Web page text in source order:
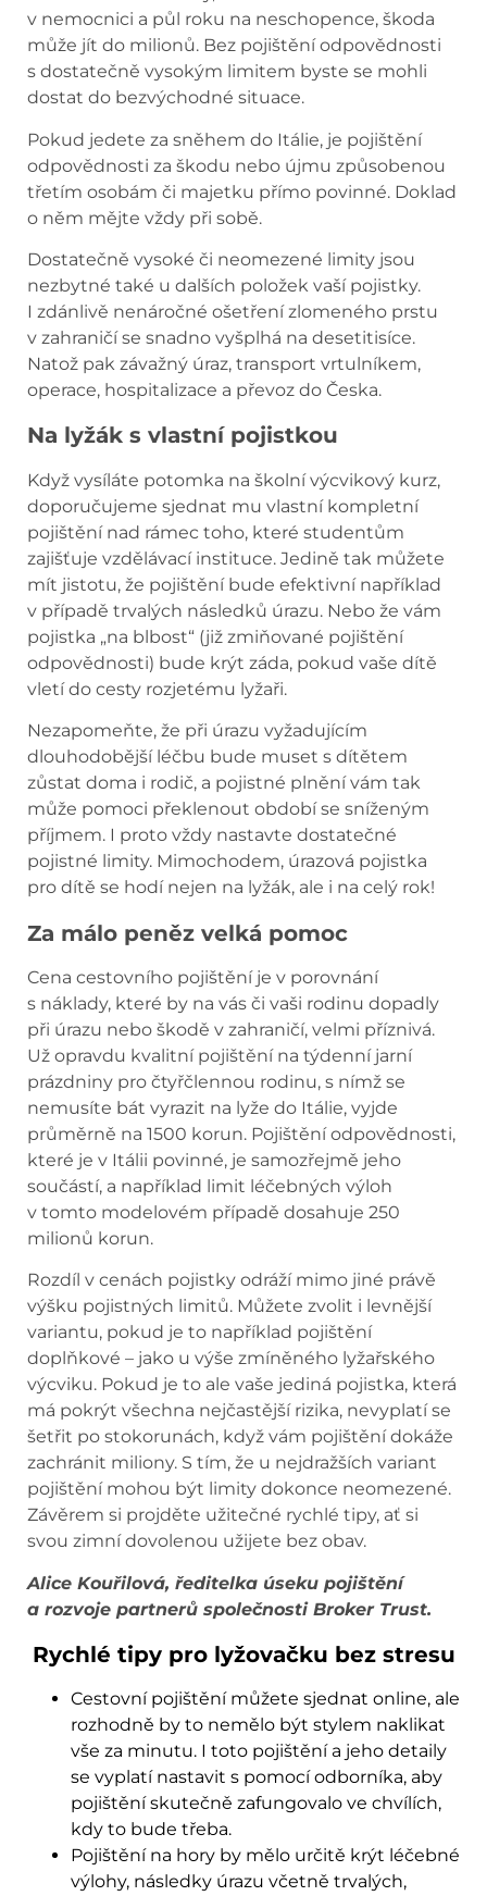
v nemocnici a půl roku na neschopence, škoda
může jít do milionů. Bez pojištění odpovědnosti
s dostatečně vysokým limitem byste se mohli
dostat do bezvýchodné situace.
Pokud jedete za sněhem do Itálie, je pojištění
odpovědnosti za škodu nebo újmu způsobenou
třetím osobám či majetku přímo povinné. Doklad
o něm mějte vždy při sobě.
Dostatečně vysoké či neomezené limity jsou
nezbytné také u dalších položek vaší pojistky.
I zdánlivě nenáročné ošetření zlomeného prstu
v zahraničí se snadno vyšplhá na desetitisíce.
Natož pak závažný úraz, transport vrtulníkem,
operace, hospitalizace a převoz do Česka.
Na lyžák s vlastní pojistkou
Když vysíláte potomka na školní výcvikový kurz,
doporučujeme sjednat mu vlastní kompletní
pojištění nad rámec toho, které studentům
zajišťuje vzdělávací instituce. Jedině tak můžete
mít jistotu, že pojištění bude efektivní například
v případě trvalých následků úrazu. Nebo že vám
pojistka „na blbost“ (již zmiňované pojištění
odpovědnosti) bude krýt záda, pokud vaše dítě
vletí do cesty rozjetému lyžaři.
Nezapomeňte, že při úrazu vyžadujícím
dlouhodobější léčbu bude muset s dítětem
zůstat doma i rodič, a pojistné plnění vám tak
může pomoci překlenout období se sníženým
příjmem. I proto vždy nastavte dostatečné
pojistné limity. Mimochodem, úrazová pojistka
pro dítě se hodí nejen na lyžák, ale i na celý rok!
Za málo peněz velká pomoc
Cena cestovního pojištění je v porovnání
s náklady, které by na vás či vaši rodinu dopadly
při úrazu nebo škodě v zahraničí, velmi příznivá.
Už opravdu kvalitní pojištění na týdenní jarní
prázdniny pro čtyřčlennou rodinu, s nímž se
nemusíte bát vyrazit na lyže do Itálie, vyjde
průměrně na 1500 korun. Pojištění odpovědnosti,
které je v Itálii povinné, je samozřejmě jeho
součástí, a například limit léčebných výloh
v tomto modelovém případě dosahuje 250
milionů korun.
Rozdíl v cenách pojistky odráží mimo jiné právě
výšku pojistných limitů. Můžete zvolit i levnější
variantu, pokud je to například pojištění
doplňkové – jako u výše zmíněného lyžařského
výcviku. Pokud je to ale vaše jediná pojistka, která
má pokrýt všechna nejčastější rizika, nevyplatí se
šetřit po stokorunách, když vám pojištění dokáže
zachránit miliony. S tím, že u nejdražších variant
pojištění mohou být limity dokonce neomezené.
Závěrem si projděte užitečné rychlé tipy, ať si
svou zimní dovolenou užijete bez obav.
Alice Kouřilová, ředitelka úseku pojištění
a rozvoje partnerů společnosti Broker Trust.
Rychlé tipy pro lyžovačku bez stresu
Cestovní pojištění můžete sjednat online, ale
rozhodně by to nemělo být stylem naklikat
vše za minutu. I toto pojištění a jeho detaily
se vyplatí nastavit s pomocí odborníka, aby
pojištění skutečně zafungovalo ve chvílích,
kdy to bude třeba.
Pojištění na hory by mělo určitě krýt léčebné
výlohy, následky úrazu včetně trvalých,